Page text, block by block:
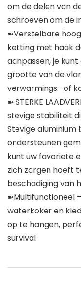
om de delen van
schroeven om de
➽Verstelbare
ketting met haak
aanpassen, je
grootte van de
verwarmings- of
➽ STERKE
stevige stabiliteit
Stevige aluminium
ondersteunen
kunt uw favoriete
zich zorgen hoeft
beschadiging van
➽Multifunctioneel
waterkoker en
op te hangen,
survival